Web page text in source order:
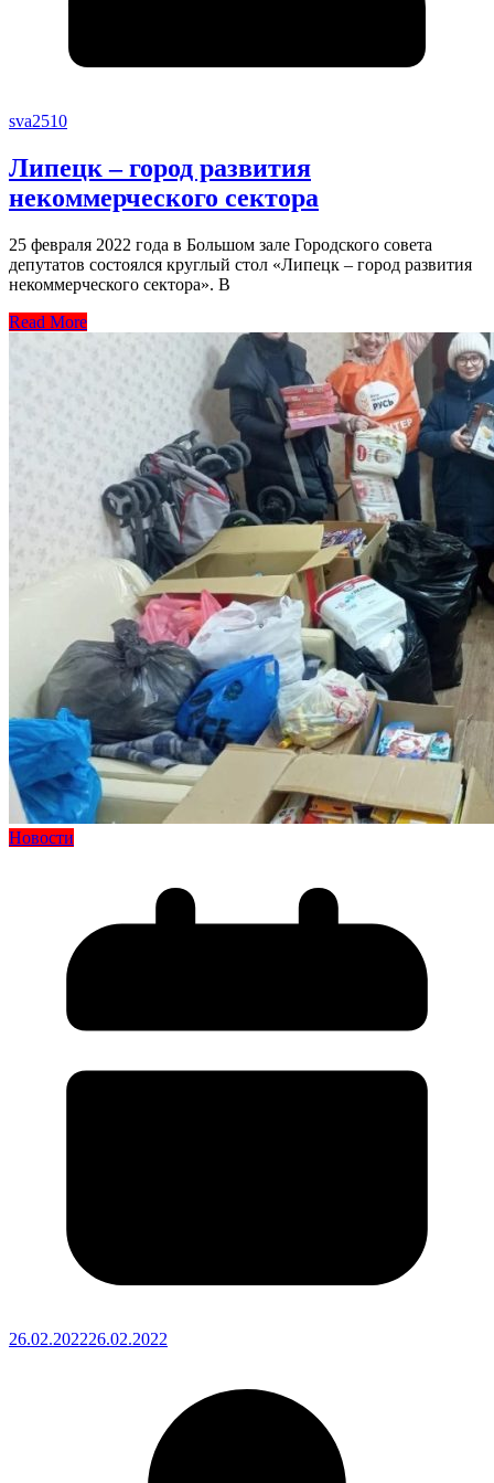
sva2510
Липецк – город развития
некоммерческого сектора
25 февраля 2022 года в Большом зале Городского совета
депутатов состоялся круглый стол «Липецк – город развития
некоммерческого сектора». В
Read More
Новости
26.02.202226.02.2022